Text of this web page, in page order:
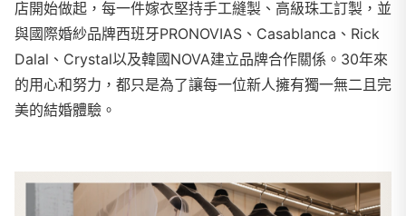
店開始做起，每一件嫁衣堅持手工縫製、高級珠工訂製，並
與國際婚紗品牌西班牙PRONOVIAS、Casablanca、Rick
Dalal、Crystal以及韓國NOVA建立品牌合作關係。30年來
的用心和努力，都只是為了讓每一位新人擁有獨一無二且完
美的結婚體驗。